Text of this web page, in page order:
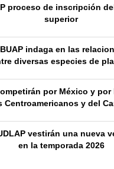
proceso de inscripción
superior
indaga en las
diversas especies de
por México y por
Centroamericanos y del
vestirán una nueva
en la temporada 2026